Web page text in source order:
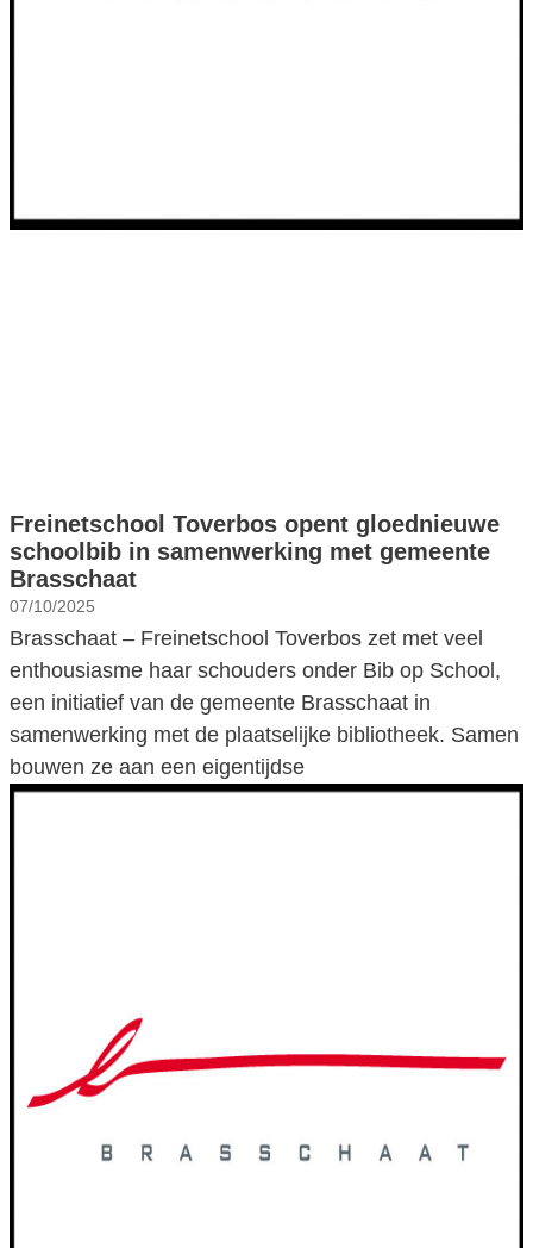
Freinetschool Toverbos opent gloednieuwe
schoolbib in samenwerking met gemeente
Brasschaat
07/10/2025
Brasschaat – Freinetschool Toverbos zet met veel
enthousiasme haar schouders onder Bib op School,
een initiatief van de gemeente Brasschaat in
samenwerking met de plaatselijke bibliotheek. Samen
bouwen ze aan een eigentijdse